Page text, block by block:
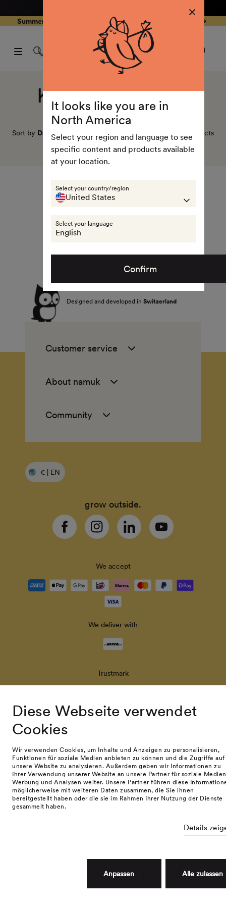
Diese Webseite verwendet
Cookies
Wir verwenden Cookies, um Inhalte und Anzeigen zu personalisieren,
Funktionen für soziale Medien anbieten zu können und die Zugriffe auf
unsere Website zu analysieren. Außerdem geben wir Informationen zu
Ihrer Verwendung unserer Website an unsere Partner für soziale
Werbung und Analysen weiter. Unsere Partner führen diese
möglicherweise mit weiteren Daten zusammen, die Sie ihnen
bereitgestellt haben oder die sie im Rahmen Ihrer Nutzung der Dienste
gesammelt haben.
Details
Alle zulassen
Anpassen
Skip to
contentSummer Special - Single items up to 50% discounted 🔥
0
Collection:
Kids fleece vests
Sort by Date, new to old products
Filter
No products found
Designed and developed in Switzerland
Customer service
About namuk
Community
€ | EN
grow outside.
FacebookInstagramLinkedinYouTube
Terms and conditions Privacy policy Impressum
We accept
Payment
methods
We deliver with
Trustmark
© namuk GmbH 2026. All rights reserved.
It looks like you are in
North America
Select your region and language to see
specific content and products available
at your location.
Select your country/region
United States
Select your language
English
Confirm